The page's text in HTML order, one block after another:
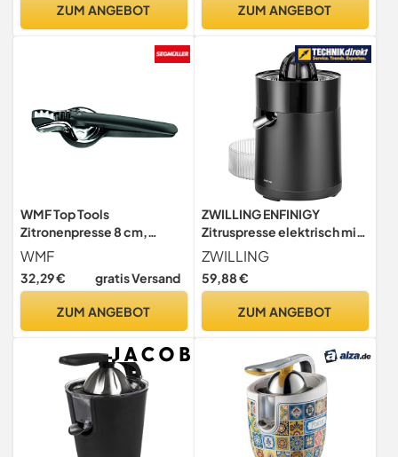
Edelstahlkegel - BPA frei -
ZUM ANGEBOT
metallic/schwarz, CP 3537
ZUM ANGEBOT
WMF Top Tools
Zitronenpresse 8 cm,
Zitronenpresse
handpresse, Zitruspresse
manuell, Kunststoff,
Saftpresse für Zitronen,
Orange, Grapfruit
WMF
32,29 € gratis Versand
ZUM ANGEBOT
ZWILLING ENFINIGY
Zitruspresse elektrisch mit
hoher Saftausbeite, 2
Presskegel, verstellbares
Fruchtfleisch-Sieb, 85
ZWILLING
59,88 €
ZUM ANGEBOT